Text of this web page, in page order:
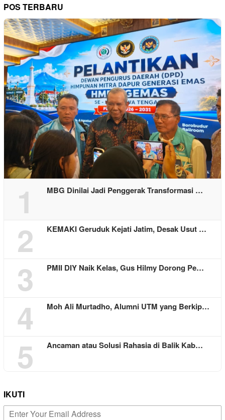
POS TERBARU
1 MBG Dinilai Jadi Penggerak Transformasi …
2 KEMAKI Geruduk Kejati Jatim, Desak Usut …
3 PMII DIY Naik Kelas, Gus Hilmy Dorong Pe…
4 Moh Ali Murtadho, Alumni UTM yang Berkip…
5 Ancaman atau Solusi Rahasia di Balik Kab…
IKUTI